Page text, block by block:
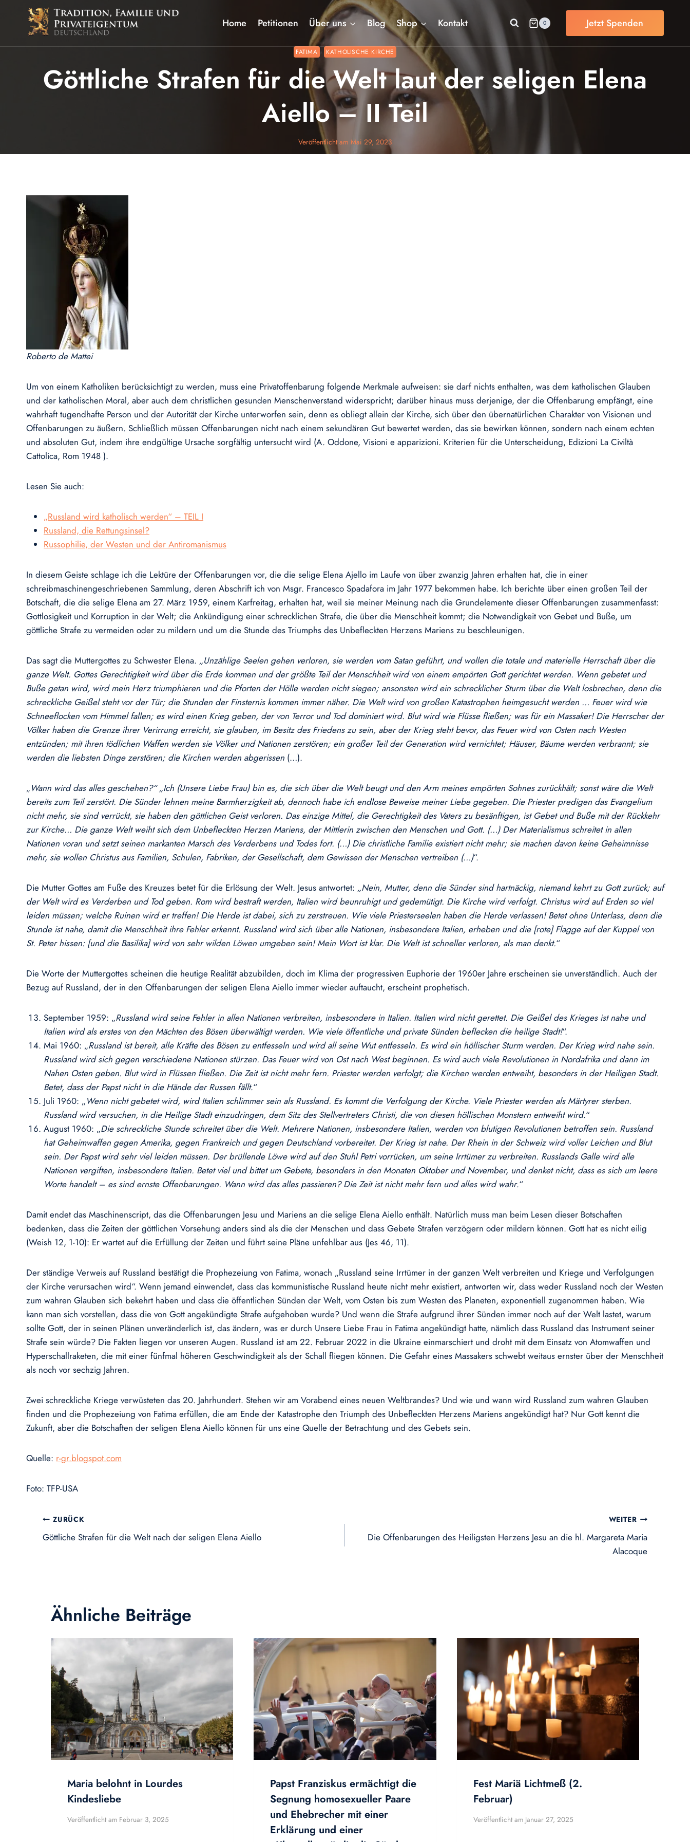
springen
Home Petitionen Über uns Blog Shop Kontakt 0 Jetzt Spenden
FATIMA KATHOLISCHE KIRCHE
Göttliche Strafen für die Welt laut der seligen Elena
Aiello – II Teil
Veröffentlicht am Mai 29, 2023
Roberto de Mattei
Um von einem Katholiken berücksichtigt zu werden, muss eine Privatoffenbarung folgende Merkmale aufweisen: sie darf nichts enthalten, was dem katholischen Glauben
und der katholischen Moral, aber auch dem christlichen gesunden Menschenverstand widerspricht; darüber hinaus muss derjenige, der die Offenbarung empfängt, eine
wahrhaft tugendhafte Person und der Autorität der Kirche unterworfen sein, denn es obliegt allein der Kirche, sich über den übernatürlichen Charakter von Visionen und
Offenbarungen zu äußern. Schließlich müssen Offenbarungen nicht nach einem sekundären Gut bewertet werden, das sie bewirken können, sondern nach einem echten
und absoluten Gut, indem ihre endgültige Ursache sorgfältig untersucht wird (A. Oddone, Visioni e apparizioni. Kriterien für die Unterscheidung, Edizioni La Civiltà
Cattolica, Rom 1948 ).
Lesen Sie auch:
„Russland wird katholisch werden“ – TEIL I
Russland, die Rettungsinsel?
Russophilie, der Westen und der Antiromanismus
In diesem Geiste schlage ich die Lektüre der Offenbarungen vor, die die selige Elena Ajello im Laufe von über zwanzig Jahren erhalten hat, die in einer
schreibmaschinengeschriebenen Sammlung, deren Abschrift ich von Msgr. Francesco Spadafora im Jahr 1977 bekommen habe. Ich berichte über einen großen Teil der
Botschaft, die die selige Elena am 27. März 1959, einem Karfreitag, erhalten hat, weil sie meiner Meinung nach die Grundelemente dieser Offenbarungen zusammenfasst:
Gottlosigkeit und Korruption in der Welt; die Ankündigung einer schrecklichen Strafe, die über die Menschheit kommt; die Notwendigkeit von Gebet und Buße, um
göttliche Strafe zu vermeiden oder zu mildern und um die Stunde des Triumphs des Unbefleckten Herzens Mariens zu beschleunigen.
Das sagt die Muttergottes zu Schwester Elena. „Unzählige Seelen gehen verloren, sie werden vom Satan geführt, und wollen die totale und materielle Herrschaft über die
ganze Welt. Gottes Gerechtigkeit wird über die Erde kommen und der größte Teil der Menschheit wird von einem empörten Gott gerichtet werden. Wenn gebetet und
Buße getan wird, wird mein Herz triumphieren und die Pforten der Hölle werden nicht siegen; ansonsten wird ein schrecklicher Sturm über die Welt losbrechen, denn die
schreckliche Geißel steht vor der Tür; die Stunden der Finsternis kommen immer näher. Die Welt wird von großen Katastrophen heimgesucht werden … Feuer wird wie
Schneeflocken vom Himmel fallen; es wird einen Krieg geben, der von Terror und Tod dominiert wird. Blut wird wie Flüsse fließen; was für ein Massaker! Die Herrscher der
Völker haben die Grenze ihrer Verirrung erreicht, sie glauben, im Besitz des Friedens zu sein, aber der Krieg steht bevor, das Feuer wird von Osten nach Westen
entzünden; mit ihren tödlichen Waffen werden sie Völker und Nationen zerstören; ein großer Teil der Generation wird vernichtet; Häuser, Bäume werden verbrannt; sie
werden die liebsten Dinge zerstören; die Kirchen werden abgerissen (…).
„Wann wird das alles geschehen?“ „Ich (Unsere Liebe Frau) bin es, die sich über die Welt beugt und den Arm meines empörten Sohnes zurückhält; sonst wäre die Welt
bereits zum Teil zerstört. Die Sünder lehnen meine Barmherzigkeit ab, dennoch habe ich endlose Beweise meiner Liebe gegeben. Die Priester predigen das Evangelium
nicht mehr, sie sind verrückt, sie haben den göttlichen Geist verloren. Das einzige Mittel, die Gerechtigkeit des Vaters zu besänftigen, ist Gebet und Buße mit der Rückkehr
zur Kirche… Die ganze Welt weiht sich dem Unbefleckten Herzen Mariens, der Mittlerin zwischen den Menschen und Gott. (…) Der Materialismus schreitet in allen
Nationen voran und setzt seinen markanten Marsch des Verderbens und Todes fort. (…) Die christliche Familie existiert nicht mehr; sie machen davon keine Geheimnisse
mehr, sie wollen Christus aus Familien, Schulen, Fabriken, der Gesellschaft, dem Gewissen der Menschen vertreiben (…)“.
Die Mutter Gottes am Fuße des Kreuzes betet für die Erlösung der Welt. Jesus antwortet: „Nein, Mutter, denn die Sünder sind hartnäckig, niemand kehrt zu Gott zurück; auf
der Welt wird es Verderben und Tod geben. Rom wird bestraft werden, Italien wird beunruhigt und gedemütigt. Die Kirche wird verfolgt. Christus wird auf Erden so viel
leiden müssen; welche Ruinen wird er treffen! Die Herde ist dabei, sich zu zerstreuen. Wie viele Priesterseelen haben die Herde verlassen! Betet ohne Unterlass, denn die
Stunde ist nahe, damit die Menschheit ihre Fehler erkennt. Russland wird sich über alle Nationen, insbesondere Italien, erheben und die [rote] Flagge auf der Kuppel von
St. Peter hissen: [und die Basilika] wird von sehr wilden Löwen umgeben sein! Mein Wort ist klar. Die Welt ist schneller verloren, als man denkt.“
Die Worte der Muttergottes scheinen die heutige Realität abzubilden, doch im Klima der progressiven Euphorie der 1960er Jahre erscheinen sie unverständlich. Auch der
Bezug auf Russland, der in den Offenbarungen der seligen Elena Aiello immer wieder auftaucht, erscheint prophetisch.
September 1959: „Russland wird seine Fehler in allen Nationen verbreiten, insbesondere in Italien. Italien wird nicht gerettet. Die Geißel des Krieges ist nahe und
Italien wird als erstes von den Mächten des Bösen überwältigt werden. Wie viele öffentliche und private Sünden beflecken die heilige Stadt!“.
Mai 1960: „Russland ist bereit, alle Kräfte des Bösen zu entfesseln und wird all seine Wut entfesseln. Es wird ein höllischer Sturm werden. Der Krieg wird nahe sein.
Russland wird sich gegen verschiedene Nationen stürzen. Das Feuer wird von Ost nach West beginnen. Es wird auch viele Revolutionen in Nordafrika und dann im
Nahen Osten geben. Blut wird in Flüssen fließen. Die Zeit ist nicht mehr fern. Priester werden verfolgt; die Kirchen werden entweiht, besonders in der Heiligen Stadt.
Betet, dass der Papst nicht in die Hände der Russen fällt.“
Juli 1960: „Wenn nicht gebetet wird, wird Italien schlimmer sein als Russland. Es kommt die Verfolgung der Kirche. Viele Priester werden als Märtyrer sterben.
Russland wird versuchen, in die Heilige Stadt einzudringen, dem Sitz des Stellvertreters Christi, die von diesen höllischen Monstern entweiht wird.“
August 1960: „Die schreckliche Stunde schreitet über die Welt. Mehrere Nationen, insbesondere Italien, werden von blutigen Revolutionen betroffen sein. Russland
hat Geheimwaffen gegen Amerika, gegen Frankreich und gegen Deutschland vorbereitet. Der Krieg ist nahe. Der Rhein in der Schweiz wird voller Leichen und Blut
sein. Der Papst wird sehr viel leiden müssen. Der brüllende Löwe wird auf den Stuhl Petri vorrücken, um seine Irrtümer zu verbreiten. Russlands Galle wird alle
Nationen vergiften, insbesondere Italien. Betet viel und bittet um Gebete, besonders in den Monaten Oktober und November, und denket nicht, dass es sich um leere
Worte handelt – es sind ernste Offenbarungen. Wann wird das alles passieren? Die Zeit ist nicht mehr fern und alles wird wahr.“
Damit endet das Maschinenscript, das die Offenbarungen Jesu und Mariens an die selige Elena Aiello enthält. Natürlich muss man beim Lesen dieser Botschaften
bedenken, dass die Zeiten der göttlichen Vorsehung anders sind als die der Menschen und dass Gebete Strafen verzögern oder mildern können. Gott hat es nicht eilig
(Weish 12, 1-10): Er wartet auf die Erfüllung der Zeiten und führt seine Pläne unfehlbar aus (Jes 46, 11).
Der ständige Verweis auf Russland bestätigt die Prophezeiung von Fatima, wonach „Russland seine Irrtümer in der ganzen Welt verbreiten und Kriege und Verfolgungen
der Kirche verursachen wird“. Wenn jemand einwendet, dass das kommunistische Russland heute nicht mehr existiert, antworten wir, dass weder Russland noch der Westen
zum wahren Glauben sich bekehrt haben und dass die öffentlichen Sünden der Welt, vom Osten bis zum Westen des Planeten, exponentiell zugenommen haben. Wie
kann man sich vorstellen, dass die von Gott angekündigte Strafe aufgehoben wurde? Und wenn die Strafe aufgrund ihrer Sünden immer noch auf der Welt lastet, warum
sollte Gott, der in seinen Plänen unveränderlich ist, das ändern, was er durch Unsere Liebe Frau in Fatima angekündigt hatte, nämlich dass Russland das Instrument seiner
Strafe sein würde? Die Fakten liegen vor unseren Augen. Russland ist am 22. Februar 2022 in die Ukraine einmarschiert und droht mit dem Einsatz von Atomwaffen und
Hyperschallraketen, die mit einer fünfmal höheren Geschwindigkeit als der Schall fliegen können. Die Gefahr eines Massakers schwebt weitaus ernster über der Menschheit
als noch vor sechzig Jahren.
Zwei schreckliche Kriege verwüsteten das 20. Jahrhundert. Stehen wir am Vorabend eines neuen Weltbrandes? Und wie und wann wird Russland zum wahren Glauben
finden und die Prophezeiung von Fatima erfüllen, die am Ende der Katastrophe den Triumph des Unbefleckten Herzens Mariens angekündigt hat? Nur Gott kennt die
Zukunft, aber die Botschaften der seligen Elena Aiello können für uns eine Quelle der Betrachtung und des Gebets sein.
Quelle: r-gr.blogspot.com
Foto: TFP-USA
Beitragsnavigation
ZURÜCK
Göttliche Strafen für die Welt nach der seligen Elena Aiello
WEITER
Die Offenbarungen des Heiligsten Herzens Jesu an die hl. Margareta Maria
Alacoque
Ähnliche Beiträge
Maria belohnt in Lourdes
Kindesliebe
Veröffentlicht am Februar 3, 2025
Papst Franziskus ermächtigt die
Segnung homosexueller Paare
und Ehebrecher mit einer
Erklärung und einer
Fest Mariä Lichtmeß (2.
Februar)
Veröffentlicht am Januar 27, 2025